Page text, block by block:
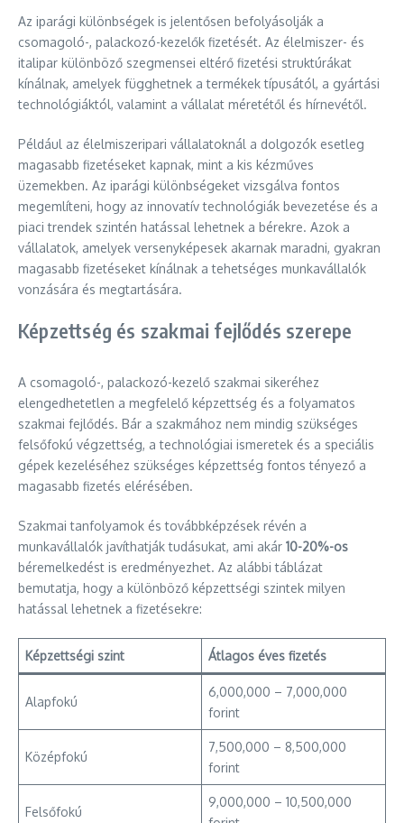
Az iparági különbségek is jelentősen befolyásolják a
csomagoló-, palackozó-kezelők fizetését. Az élelmiszer- és
italipar különböző szegmensei eltérő fizetési struktúrákat
kínálnak, amelyek függhetnek a termékek típusától, a gyártási
technológiáktól, valamint a vállalat méretétől és hírnevétől.
Például az élelmiszeripari vállalatoknál a dolgozók esetleg
magasabb fizetéseket kapnak, mint a kis kézműves
üzemekben. Az iparági különbségeket vizsgálva fontos
megemlíteni, hogy az innovatív technológiák bevezetése és a
piaci trendek szintén hatással lehetnek a bérekre. Azok a
vállalatok, amelyek versenyképesek akarnak maradni, gyakran
magasabb fizetéseket kínálnak a tehetséges munkavállalók
vonzására és megtartására.
Képzettség és szakmai fejlődés szerepe
A csomagoló-, palackozó-kezelő szakmai sikeréhez
elengedhetetlen a megfelelő képzettség és a folyamatos
szakmai fejlődés. Bár a szakmához nem mindig szükséges
felsőfokú végzettség, a technológiai ismeretek és a speciális
gépek kezeléséhez szükséges képzettség fontos tényező a
magasabb fizetés elérésében.
Szakmai tanfolyamok és továbbképzések révén a
munkavállalók javíthatják tudásukat, ami akár 10-20%-os
béremelkedést is eredményezhet. Az alábbi táblázat
bemutatja, hogy a különböző képzettségi szintek milyen
hatással lehetnek a fizetésekre:
Képzettségi szint Átlagos éves fizetés
Alapfokú
6,000,000 – 7,000,000
forint
Középfokú
7,500,000 – 8,500,000
forint
Felsőfokú
9,000,000 – 10,500,000